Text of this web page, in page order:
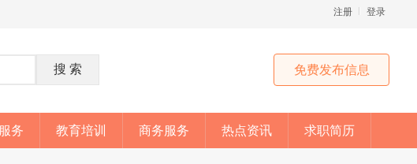
登录
注册
免费发布信息
务 教育培训 商务服务 热点资讯 求职简历